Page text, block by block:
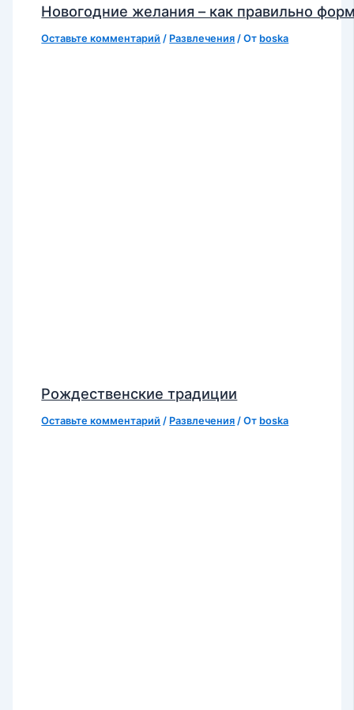
Новогодние желания – как правильно
Оставьте комментарий / Развлечения / От boska
Рождественские традиции
Оставьте комментарий / Развлечения / От boska